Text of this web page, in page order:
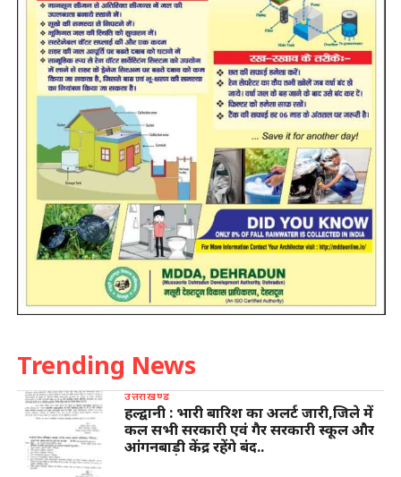
Trending News
उत्तराखण्ड
हल्द्वानी : भारी बारिश का अलर्ट जारी,जिले में
कल सभी सरकारी एवं गैर सरकारी स्कूल और
आंगनबाड़ी केंद्र रहेंगे बंद..